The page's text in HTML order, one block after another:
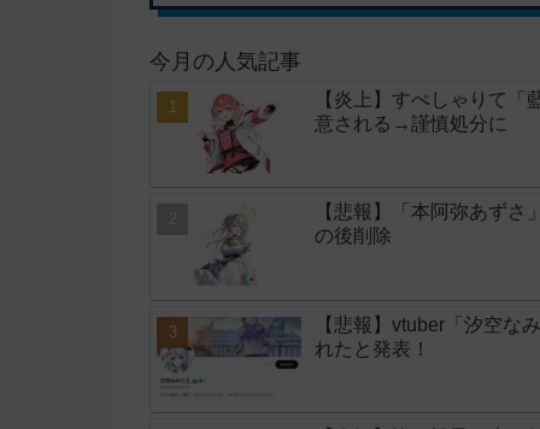
今月の人気記事
【炎上】すぺしゃりて
意される→謹慎処分に
【悲報】「本阿弥あず
の後削除
【悲報】vtuber「汐空な
れたと発表！